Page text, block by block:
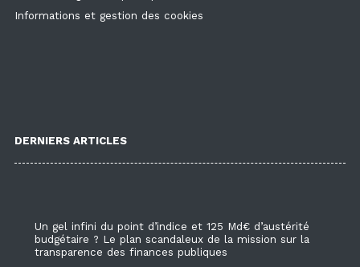
Informations et gestion des cookies
DERNIERS ARTICLES
Un gel infini du point d’indice et 125 Md€ d’austérité
budgétaire ? Le plan scandaleux de la mission sur la
transparence des finances publiques